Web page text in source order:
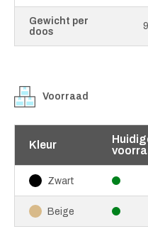
Gewicht per
doos
Voorraad
Kleur
Zwart
Beige